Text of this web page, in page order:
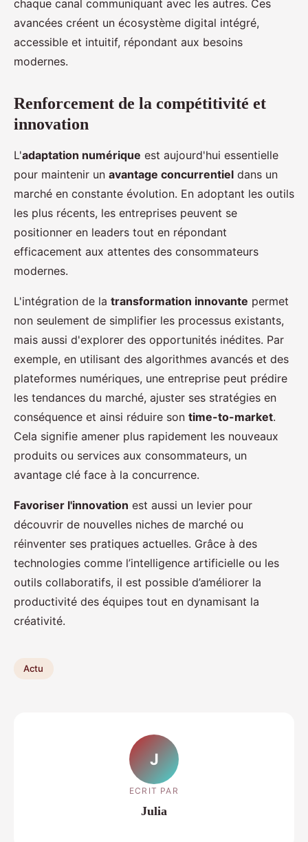
chaque canal communiquant avec les autres. Ces
avancées créent un écosystème digital intégré,
accessible et intuitif, répondant aux besoins
modernes.
Renforcement de la compétitivité et
innovation
L'adaptation numérique est aujourd'hui essentielle
pour maintenir un avantage concurrentiel dans un
marché en constante évolution. En adoptant les outils
les plus récents, les entreprises peuvent se
positionner en leaders tout en répondant
efficacement aux attentes des consommateurs
modernes.
L'intégration de la transformation innovante permet
non seulement de simplifier les processus existants,
mais aussi d'explorer des opportunités inédites. Par
exemple, en utilisant des algorithmes avancés et des
plateformes numériques, une entreprise peut prédire
les tendances du marché, ajuster ses stratégies en
conséquence et ainsi réduire son time-to-market.
Cela signifie amener plus rapidement les nouveaux
produits ou services aux consommateurs, un
avantage clé face à la concurrence.
Favoriser l'innovation est aussi un levier pour
découvrir de nouvelles niches de marché ou
réinventer ses pratiques actuelles. Grâce à des
technologies comme l’intelligence artificielle ou les
outils collaboratifs, il est possible d’améliorer la
productivité des équipes tout en dynamisant la
créativité.
Actu
J
ECRIT PAR
Julia